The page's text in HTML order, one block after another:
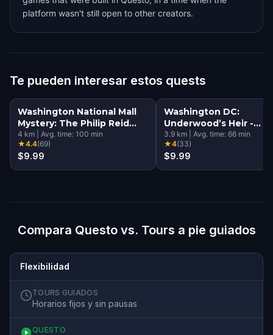
platform wasn't still open to other creators.
Te pueden interesar estos quests
Washington National Mall
Mystery: The Philip Reid
Time Capsule
4 km Avg. time: 100 min
★4.4(69)
$9.99
Washington DC:
Underwood’s Heir -
Reckoning
3.9 km Avg. time: 66 min
★4(33)
$9.99
Compara Questo vs. Tours a pie guiados
Flexibilidad
TOURS GUIADOS
Horarios fijos y sin pausas
QUESTO